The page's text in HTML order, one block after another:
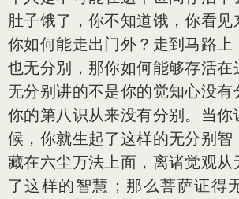
肚子饿了，你不知道饿，你看见
你如何能走出门外？走到马路上
也无分别，那你如何能够存活在
无分别讲的不是你的觉知心没
你的第八识从来没有分别。当你
候，你就生起了这样的无分别智
藏在六尘万法上面，离诸觉观从
了这样的智慧；那么菩萨证得